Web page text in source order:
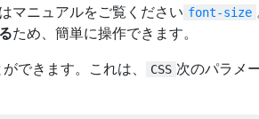
マニュアルをご覧ください font-size
ため、簡単に操作できます。
できます。これは、
CSS 次のパラメ